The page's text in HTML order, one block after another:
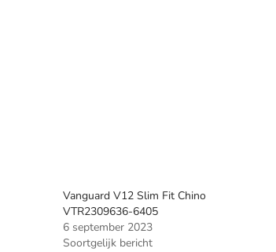
Vanguard V12 Slim Fit Chino
VTR2309636-6405
6 september 2023
Soortgelijk bericht